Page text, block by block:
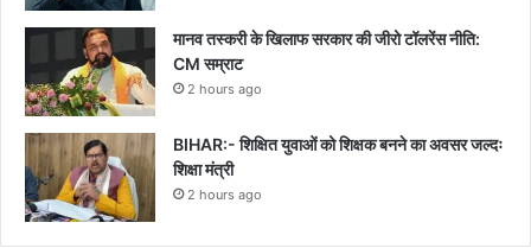
मानव तस्करी के खिलाफ सरकार की जीरो टॉलरेंस नीति:
CM सम्राट
2 hours ago
BIHAR:- शिक्षित युवाओं को शिक्षक बनने का अवसर जल्दः
शिक्षा मंत्री
2 hours ago